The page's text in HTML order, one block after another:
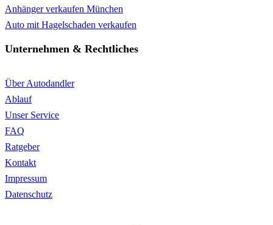
Anhänger verkaufen München
Auto mit Hagelschaden verkaufen
Unternehmen & Rechtliches
Über Autodandler
Ablauf
Unser Service
FAQ
Ratgeber
Kontakt
Impressum
Datenschutz